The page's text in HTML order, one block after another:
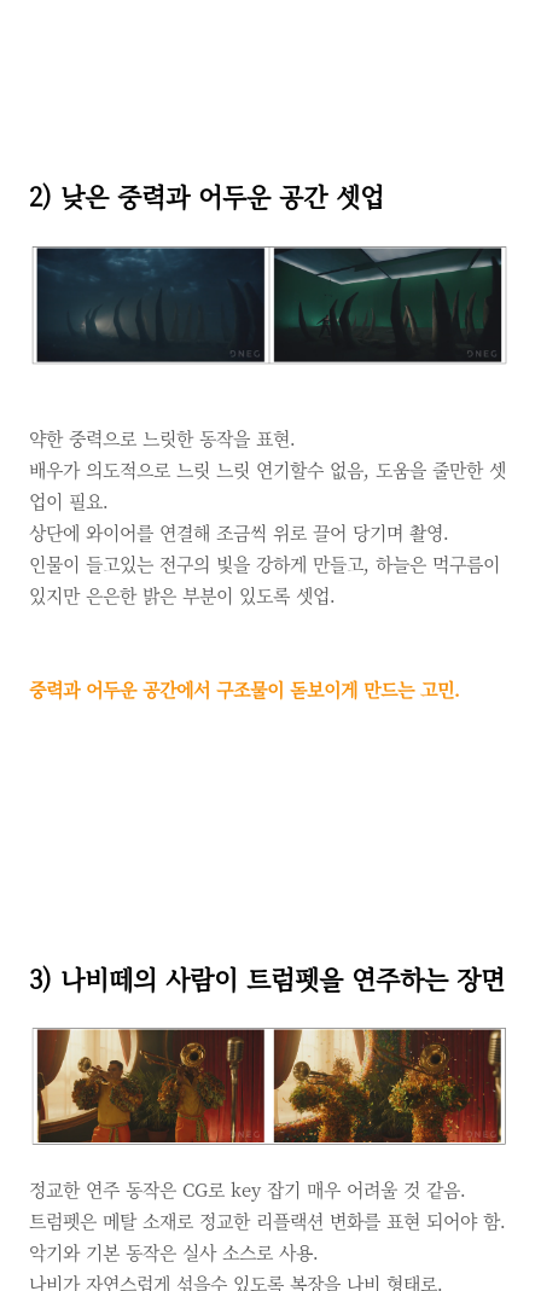
2) 낮은 중력과 어두운 공간 셋업
약한 중력으로 느릿한 동작을 표현.
배우가 의도적으로 느릿 느릿 연기할수 없음, 도움을 줄만한 셋
업이 필요.
상단에 와이어를 연결해 조금씩 위로 끌어 당기며 촬영.
인물이 들고있는 전구의 빛을 강하게 만들고, 하늘은 먹구름이
있지만 은은한 밝은 부분이 있도록 셋업.
중력과 어두운 공간에서 구조물이 돋보이게 만드는 고민.
3) 나비떼의 사람이 트럼펫을 연주하는 장면
정교한 연주 동작은 CG로 key 잡기 매우 어려울 것 같음.
트럼펫은 메탈 소재로 정교한 리플랙션 변화를 표현 되어야 함.
악기와 기본 동작은 실사 소스로 사용.
나비가 자연스럽게 섞을수 있도록 복장을 나비 형태로.